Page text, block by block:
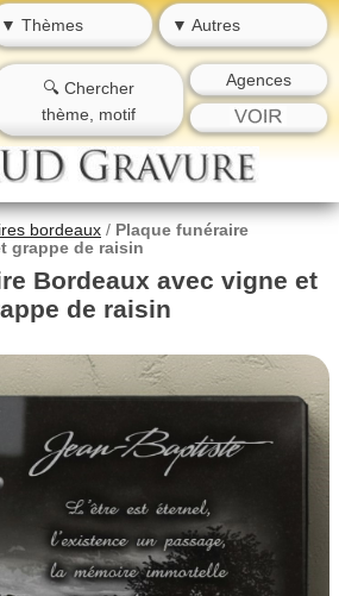
▼ Thèmes ▼ Autres
🔍 Chercher
thème, motif
Agences
bordeaux / Plaque funéraire
grappe de raisin
Bordeaux avec vigne et
de raisin